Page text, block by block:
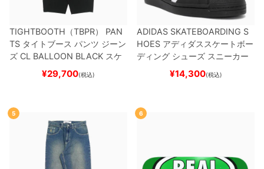
TIGHTBOOTH（TBPR） PAN
TS タイトブース パンツ ジーン
ズ CL BALLOON BLACK スケ
ートボード スケボー
¥29,700(税込)
ADIDAS SKATEBOARDING S
HOES アディダススケートボー
ディング シューズ スニーカー
スーパースター SUPERSTAR A
BLACK/WHITE/WHITE
ー
¥14,300(税込)
5 6